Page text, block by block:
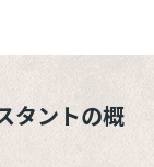
タントの概